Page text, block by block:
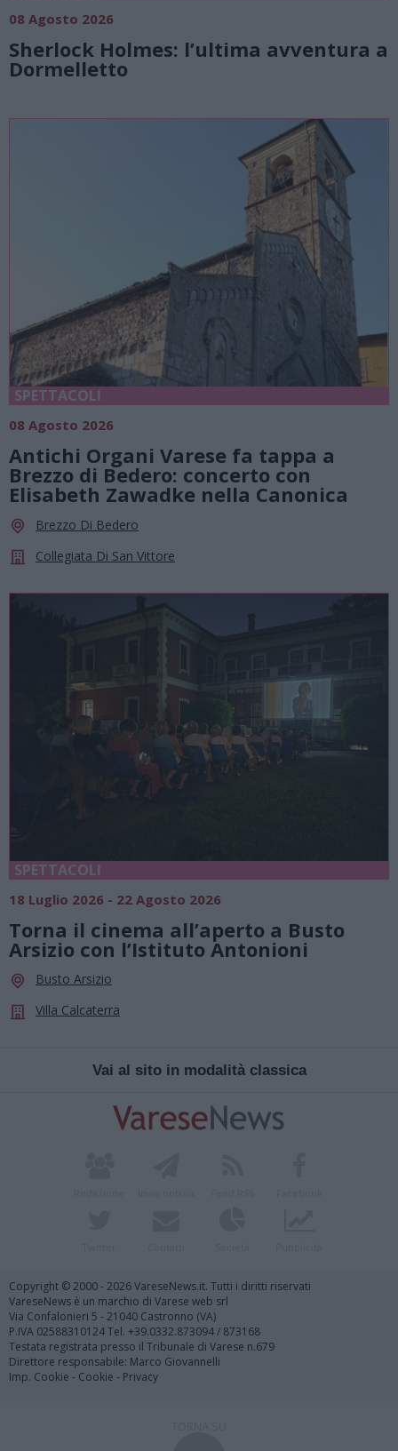
08 Agosto 2026
Sherlock Holmes: l’ultima avventura a
Dormelletto
SPETTACOLI
08 Agosto 2026
Antichi Organi Varese fa tappa a
Brezzo di Bedero: concerto con
Elisabeth Zawadke nella Canonica
Brezzo Di Bedero
Collegiata Di San Vittore
SPETTACOLI
18 Luglio 2026 - 22 Agosto 2026
Torna il cinema all’aperto a Busto
Arsizio con l’Istituto Antonioni
Busto Arsizio
Villa Calcaterra
Vai al sito in modalità classica
Copyright © 2000 - 2026 VareseNews.it. Tutti i diritti riservati
VareseNews è un marchio di Varese web srl
Via Confalonieri 5 - 21040 Castronno (VA)
P.IVA 02588310124 Tel. +39.0332.873094 / 873168
Testata registrata presso il Tribunale di Varese n.679
Direttore responsabile: Marco Giovannelli
Imp. Cookie - Cookie - Privacy